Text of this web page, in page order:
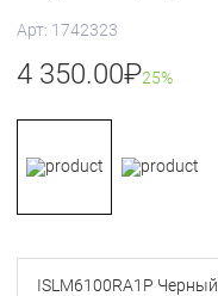
Арт: 1742323
4 350.00₽25%
ISLM6100RA1P Черный